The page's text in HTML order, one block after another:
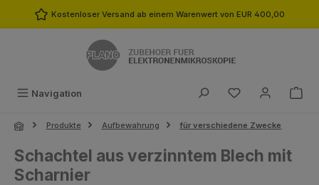
Zum Hauptinhalt springen
Kostenloser Versand ab einem Warenwert von EUR 400,00
Navigation Du hast 0
Produkte Aufbewahrung für verschiedene Zwecke
Schachtel aus verzinntem Blech mit
Scharnier